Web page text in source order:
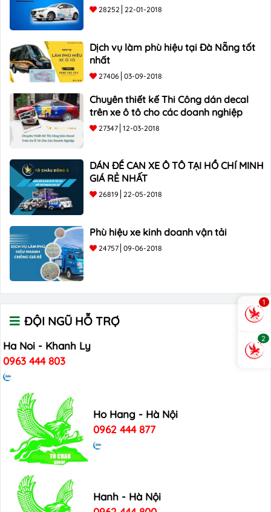
28252 22-01-2018
Dịch vụ làm phù hiệu tại Đà Nẵng tốt
nhất
27406 03-09-2018
Chuyên thiết kế Thi Công dán decal
trên xe ô tô cho các doanh nghiệp
27347 12-03-2018
DÁN ĐỀ CAN XE Ô TÔ TẠI HỒ CHÍ MINH
GIÁ RẺ NHẤT
26819 22-05-2018
Phù hiệu xe kinh doanh vận tải
24757 09-06-2018
ĐỘI NGŨ HỖ TRỢ
Ha Noi - Khanh Ly
0963 444 803
Ho Hang - Hà Nội
0962 444 877
Hanh - Hà Nội
1
2